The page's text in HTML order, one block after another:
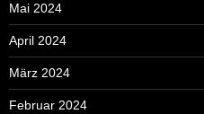
Mai 2024
April 2024
März 2024
Februar 2024